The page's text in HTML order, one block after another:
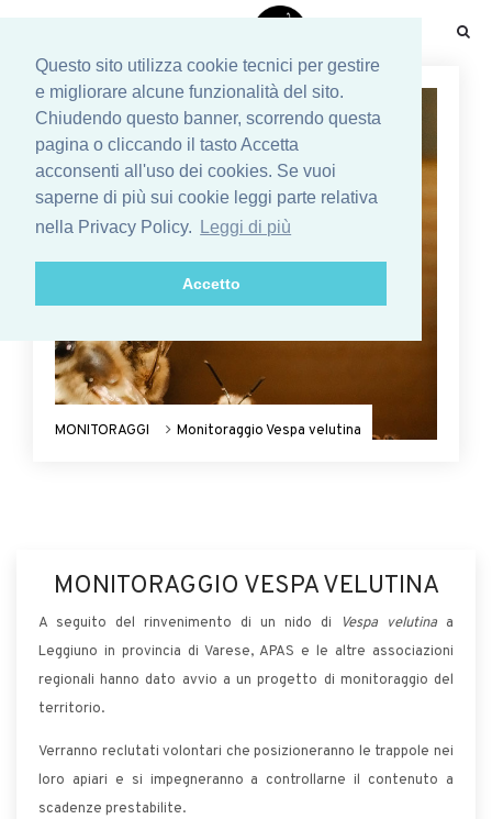
Questo sito utilizza cookie tecnici per gestire
e migliorare alcune funzionalità del sito.
Chiudendo questo banner, scorrendo questa
pagina o cliccando il tasto Accetta
acconsenti all'uso dei cookies. Se vuoi
saperne di più sui cookie leggi parte relativa
nella Privacy Policy.
Leggi di più
Accetto
MONITORAGGI Monitoraggio Vespa velutina
MONITORAGGIO VESPA VELUTINA
A seguito del rinvenimento di un nido di Vespa velutina a
Leggiuno in provincia di Varese, APAS e le altre associazioni
regionali hanno dato avvio a un progetto di monitoraggio del
territorio.
Verranno reclutati volontari che posizioneranno le trappole nei
loro apiari e si impegneranno a controllarne il contenuto a
scadenze prestabilite.